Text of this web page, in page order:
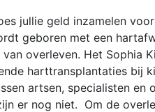
jullie geld inzamelen
geboren met een
overleven. Het Sophia
harttransplantaties bij
artsen, specialisten
er nog niet. Om de